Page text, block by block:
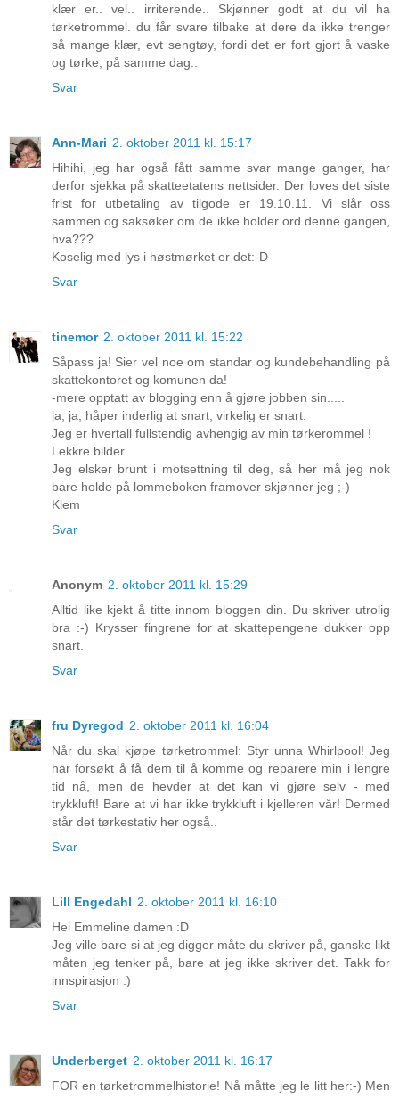
klær er.. vel.. irriterende.. Skjønner godt at du vil ha
tørketrommel. du får svare tilbake at dere da ikke trenger
så mange klær, evt sengtøy, fordi det er fort gjort å vaske
og tørke, på samme dag..
Svar
Ann-Mari 2. oktober 2011 kl. 15:17
Hihihi, jeg har også fått samme svar mange ganger, har
derfor sjekka på skatteetatens nettsider. Der loves det siste
frist for utbetaling av tilgode er 19.10.11. Vi slår oss
sammen og saksøker om de ikke holder ord denne gangen,
hva???
Koselig med lys i høstmørket er det:-D
Svar
tinemor 2. oktober 2011 kl. 15:22
Såpass ja! Sier vel noe om standar og kundebehandling på
skattekontoret og komunen da!
-mere opptatt av blogging enn å gjøre jobben sin.....
ja, ja, håper inderlig at snart, virkelig er snart.
Jeg er hvertall fullstendig avhengig av min tørkerommel !
Lekkre bilder.
Jeg elsker brunt i motsettning til deg, så her må jeg nok
bare holde på lommeboken framover skjønner jeg ;-)
Klem
Svar
Anonym 2. oktober 2011 kl. 15:29
Alltid like kjekt å titte innom bloggen din. Du skriver utrolig
bra :-) Krysser fingrene for at skattepengene dukker opp
snart.
Svar
fru Dyregod 2. oktober 2011 kl. 16:04
Når du skal kjøpe tørketrommel: Styr unna Whirlpool! Jeg
har forsøkt å få dem til å komme og reparere min i lengre
tid nå, men de hevder at det kan vi gjøre selv - med
trykkluft! Bare at vi har ikke trykkluft i kjelleren vår! Dermed
står det tørkestativ her også..
Svar
Lill Engedahl 2. oktober 2011 kl. 16:10
Hei Emmeline damen :D
Jeg ville bare si at jeg digger måte du skriver på, ganske likt
måten jeg tenker på, bare at jeg ikke skriver det. Takk for
innspirasjon :)
Svar
Underberget 2. oktober 2011 kl. 16:17
FOR en tørketrommelhistorie! Nå måtte jeg le litt her:-) Men